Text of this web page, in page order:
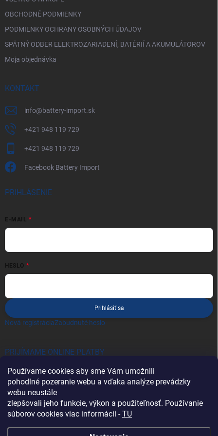
Používame cookies aby sme Vám umožnili
pohodlné pozeranie webu a vďaka analýze prevádzky
webu neustále
zlepšovali jeho funkcie, výkon a použiteľnosť. Používanie
súborov cookies viac informácií -TU
OBCHODNÉ PODMIENKY
PODMIENKY OCHRANY OSOBNÝCH ÚDAJOV
SPÄTNÝ ODBER ELEKTROZARIADENÍ, BATÉRIÍ A AKUMULÁTOROV
Moja objednávka
KONTAKT
info@battery-import.sk
+421 948 119 729
+421 948 119 729
Facebook Battery Import
PRIHLÁSENIE
E-MAIL
HESLO
Prihlásiť sa
Nová registráciaZabudnuté heslo
PRIJÍMAME ONLINE PLATBY
Heureka.sk